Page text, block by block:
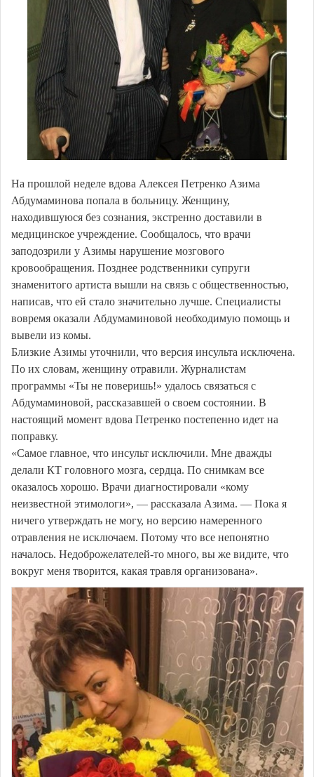
На прошлой неделе вдова Алексея Петренко Азима
Абдумаминова попала в больницу. Женщину,
находившуюся без сознания, экстренно доставили в
медицинское учреждение. Сообщалось, что врачи
заподозрили у Азимы нарушение мозгового
кровообращения. Позднее родственники супруги
знаменитого артиста вышли на связь с общественностью,
написав, что ей стало значительно лучше. Специалисты
вовремя оказали Абдумаминовой необходимую помощь и
вывели из комы.
Близкие Азимы уточнили, что версия инсульта исключена.
По их словам, женщину отравили. Журналистам
программы «Ты не поверишь!» удалось связаться с
Абдумаминовой, рассказавшей о своем состоянии. В
настоящий момент вдова Петренко постепенно идет на
поправку.
«Самое главное, что инсульт исключили. Мне дважды
делали КТ головного мозга, сердца. По снимкам все
оказалось хорошо. Врачи диагностировали «кому
неизвестной этимологи», — рассказала Азима. — Пока я
ничего утверждать не могу, но версию намеренного
отравления не исключаем. Потому что все непонятно
началось. Недоброжелателей-то много, вы же видите, что
вокруг меня творится, какая травля организована».